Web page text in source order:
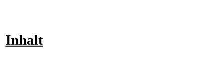
Inhalt